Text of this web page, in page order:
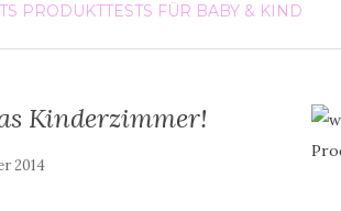
PRODUKTTESTS FÜR BABY & KIND
Kinderzimmer!
2014